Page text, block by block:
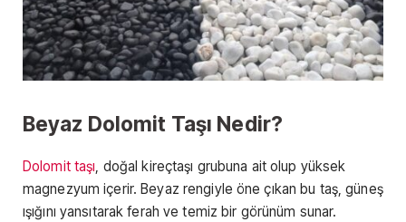
Beyaz Dolomit Taşı Nedir?
Dolomit taşı, doğal kireçtaşı grubuna ait olup yüksek
magnezyum içerir. Beyaz rengiyle öne çıkan bu taş, güneş
ışığını yansıtarak ferah ve temiz bir görünüm sunar.